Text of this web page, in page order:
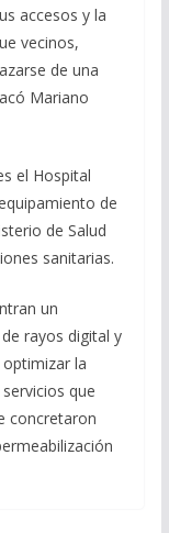
accesos y la
vecinos,
de una
Mariano
el Hospital
de
de Salud
sanitarias.
un
rayos digital y
la
que
concretaron